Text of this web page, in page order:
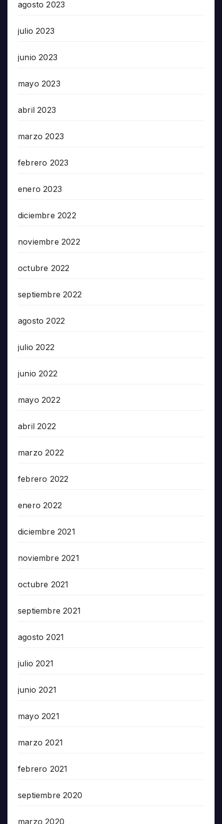
agosto 2023
julio 2023
junio 2023
mayo 2023
abril 2023
marzo 2023
febrero 2023
enero 2023
diciembre 2022
noviembre 2022
octubre 2022
septiembre 2022
agosto 2022
julio 2022
junio 2022
mayo 2022
abril 2022
marzo 2022
febrero 2022
enero 2022
diciembre 2021
noviembre 2021
octubre 2021
septiembre 2021
agosto 2021
julio 2021
junio 2021
mayo 2021
marzo 2021
febrero 2021
septiembre 2020
marzo 2020